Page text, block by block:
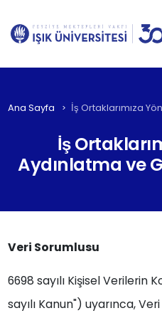
Ana Sayfa İş Ortaklarımıza
İş
Aydınlatma ve
Veri Sorumlusu
6698 sayılı Kişisel Verilerin
sayılı Kanun") uyarınca,